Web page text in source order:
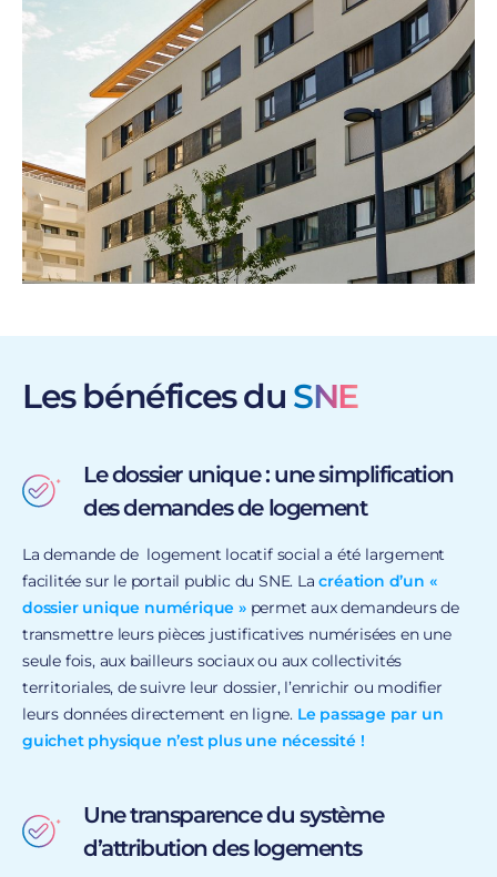
“Infocentre”, une base de données nationale qui analyse
l’ensemble des données de l’utilisateur au delà de son
territoire d’appartenance. L’accès aux statistiques
territoriales du SNE souhaite ainsi offrir aux politiques
publiques du logement national et territorial,
une vision
plus juste de la demande de logement socialet
permet
des analyses comparatives entre les
communes
pour une meilleure prise de décisions.
Dans la lignée du projet de loi ALUR (“l’Accès au
Logement et un Urbanisme Rénové”) qui vise à lutter
contre la fracture résidentielle, le SNE sert de base
social. Le demandeur peut désormais constituer un
numérisé), accéder en quelques clics au statut de sa
Les bénéfices du SNE
Le dossier unique : une simplification
des demandes de logement
La demande de logement locatif social a été largement
facilitée sur le portail public du SNE. La création d’un «
dossier unique numérique »permet aux demandeurs de
transmettre leurs pièces justificatives numérisées en une
seule fois, aux bailleurs sociaux ou aux collectivités
territoriales, de suivre leur dossier, l’enrichir ou modifier
leurs données directement en ligne. Le passage par un
guichet physique n’est plus une nécessité !
Une transparence du système
d’attribution des logements